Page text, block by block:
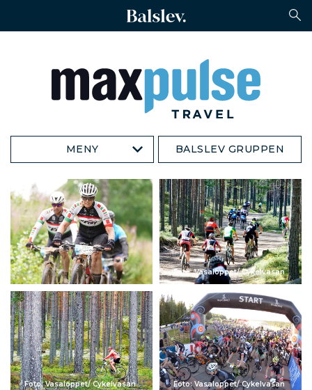
MENY BALSLEV GRUPPEN
Foto: Vasaloppet/ Cykelvasan
Foto: Vasaloppet/ Cykelvasan Foto: Vasaloppet/ Cykelvasan